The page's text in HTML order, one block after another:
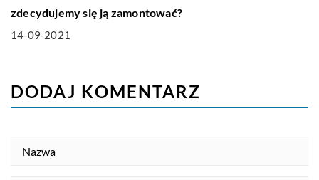
zdecydujemy się ją zamontować?
14-09-2021
DODAJ KOMENTARZ